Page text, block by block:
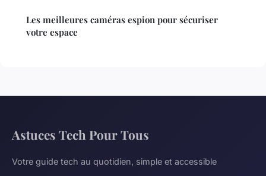
Les meilleures caméras espion pour sécuriser
votre espace
Astuces Tech Pour Tous
Votre guide tech au quotidien, simple et accessible